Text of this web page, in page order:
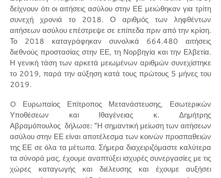
δείχνουν ότι οι αιτήσεις ασύλου στην ΕΕ μειώθηκαν για τρίτη
συνεχή χρονιά το 2018. Ο αριθμός των ληφθέντων
αιτήσεων ασύλου επέστρεψε σε επίπεδα πριν από την κρίση.
Το 2018 καταγράφηκαν συνολικά 664.480 αιτήσεις
διεθνούς προστασίας στην ΕΕ, τη Νορβηγία και την Ελβετία.
Η γενική τάση των αρκετά μειωμένων αριθμών συνεχίστηκε
το 2019, παρά την αύξηση κατά τους πρώτους 5 μήνες του
2019.
O Ευρωπαίος Επίτροπος Μετανάστευσης, Εσωτερικών
Υποθέσεων και Ιθαγένειας κ. Δημήτρης
Αβραμόπουλος δήλωσε: “Η σημαντική μείωση των αιτήσεων
ασύλου στην ΕΕ είναι αποτέλεσμα των κοινών προσπαθειών
της ΕΕ σε όλα τα μέτωπα. Σήμερα διαχειριζόμαστε καλύτερα
τα σύνορά μας, έχουμε αναπτύξει ισχυρές συνεργασίες με τις
χώρες καταγωγής και διέλευσης και έχουμε αυξήσει